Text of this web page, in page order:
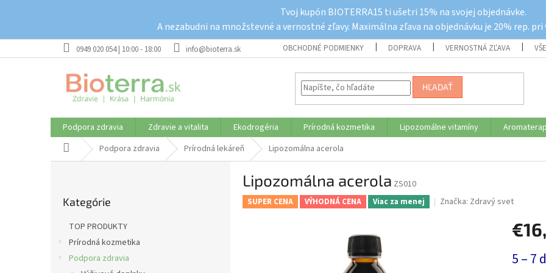
Tvoj kupón BIOTERRA15 ti ušetri 15% na svojej objednávke.
A nezabudni na množstevné a vernostné zľavy. Maximálna zľava na objednávku je 20% rep. pri
0949 020 054 | 10:00 - 18:00 info@bioterra.sk OBCHODNÉ PODMIENKY DOPRAVA VERNOSTNÁ ZĽAVA
HĽADAŤ
Podpora zdravia Zdravie a vitalita Ekodrogéria Prírodná kozmetika Lipozomálne vitamíny
DomovPodpora zdravia Prírodná lekáreň Lipozomálna acerola
kategórie
Kategórie
TOP PRODUKTY
Prírodná kozmetika
Podpora zdravia
Lipozomálna acerola ZS010
SUPER CENA VÝHODNÁ CENA Viac za menej Značka: Zdravý svet
cena:
5 – 7